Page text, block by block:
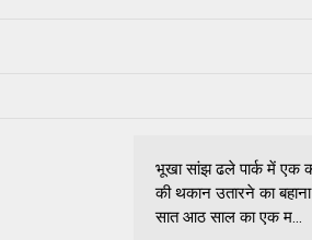
भूखा सांझ ढले पार्क में एक
की थकान उतारने का
सात आठ साल का एक म...